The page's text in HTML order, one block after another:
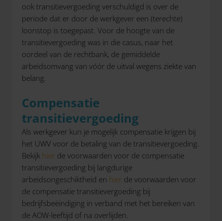
ook transitievergoeding verschuldigd is over de
periode dat er door de werkgever een (terechte)
loonstop is toegepast. Voor de hoogte van de
transitievergoeding was in die casus, naar het
oordeel van de rechtbank, de gemiddelde
arbeidsomvang van vóór de uitval wegens ziekte van
belang.
Compensatie
transitievergoeding
Als werkgever kun je mogelijk compensatie krijgen bij
het UWV voor de betaling van de transitievergoeding.
Bekijk hier de voorwaarden voor de compensatie
transitievergoeding bij langdurige
arbeidsongeschiktheid en hier de voorwaarden voor
de compensatie transitievergoeding bij
bedrijfsbeëindiging in verband met het bereiken van
de AOW-leeftijd of na overlijden.